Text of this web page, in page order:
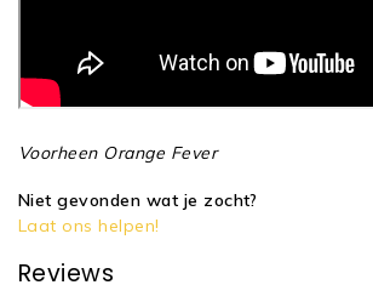
Voorheen Orange Fever
Niet gevonden wat je zocht?
Laat ons helpen!
Reviews